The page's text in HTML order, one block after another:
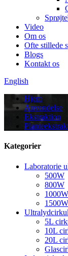
Video
Om os
Ofte stillede
Blogs
Kontakt os
English
Hjem
Anvendelse
Ekstraktion
Kategorier
Laboratorie
500W
800W
1000W
1500W
5L
10L
20L